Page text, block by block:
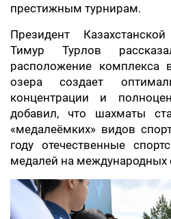
престижным турнирам.
Президент
Тимур Турлов
расположение
озера создает
концентрации и
добавил, что шахматы
«медалеёмких» видов
году отечественные
медалей на международных